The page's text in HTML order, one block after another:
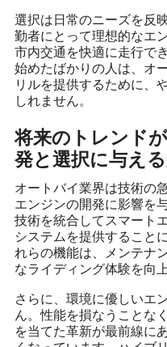
選択は日常のニーズを反
勤者にとって理想的なエ
市内交通を快適に走行で
始めたばかりの人は、オ
リルを提供するために、
しれません。
将来のトレンド
発と選択に与え
オートバイ業界は技術の
エンジンの開発に影響を
技術を統合してスマート
システムを提供すること
れらの機能は、メンテナ
なライディング体験を向
さらに、環境に優しいエ
ん。性能を損なうことな
を当てた革新が最前線に